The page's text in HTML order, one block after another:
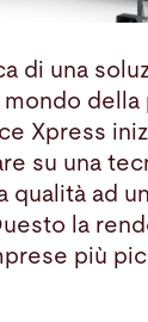
di una
della
Xpress
su una
qualità ad
la
più